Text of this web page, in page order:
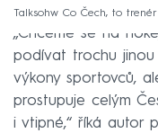
Talksohw Co Čech, to trenér
„Chceme se na
podívat trochu
výkony sportovců,
prostupuje celým
i vtipné,“ říká autor